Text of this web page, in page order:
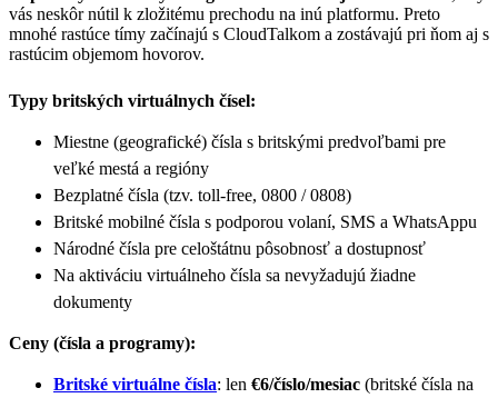
vás neskôr nútil k zložitému prechodu na inú platformu. Preto
mnohé rastúce tímy začínajú s CloudTalkom a zostávajú pri ňom aj s
rastúcim objemom hovorov.
Typy britských virtuálnych čísel:
Miestne (geografické) čísla s britskými predvoľbami pre
veľké mestá a regióny
Bezplatné čísla (tzv. toll-free, 0800 / 0808)
Britské mobilné čísla s podporou volaní, SMS a WhatsAppu
Národné čísla pre celoštátnu pôsobnosť a dostupnosť
Na aktiváciu virtuálneho čísla sa nevyžadujú žiadne
dokumenty
Ceny (čísla a programy):
Britské virtuálne čísla: len €6/číslo/mesiac (britské čísla na